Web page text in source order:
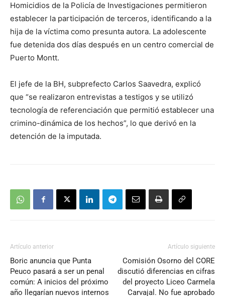
Homicidios de la Policía de Investigaciones permitieron
establecer la participación de terceros, identificando a la
hija de la víctima como presunta autora. La adolescente
fue detenida dos días después en un centro comercial de
Puerto Montt.
El jefe de la BH, subprefecto Carlos Saavedra, explicó
que “se realizaron entrevistas a testigos y se utilizó
tecnología de referenciación que permitió establecer una
crimino-dinámica de los hechos”, lo que derivó en la
detención de la imputada.
Artículo anterior
Boric anuncia que Punta
Peuco pasará a ser un penal
común: A inicios del próximo
año llegarían nuevos internos
Artículo siguiente
Comisión Osorno del CORE
discutió diferencias en cifras
del proyecto Liceo Carmela
Carvajal. No fue aprobado